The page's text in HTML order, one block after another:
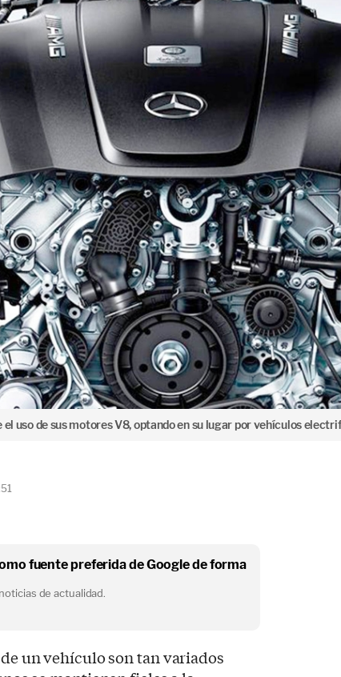
uso de sus motores V8, optando en su lugar por vehículos
fuente preferida de Google de forma
de actualidad.
un vehículo son tan variados